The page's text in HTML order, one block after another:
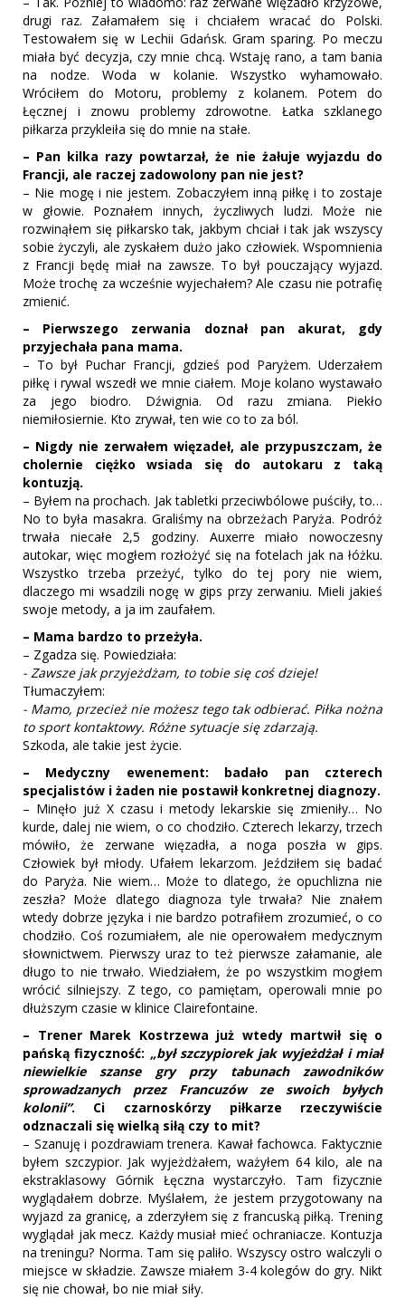
drugi raz. Załamałem się i chciałem wracać do Polski.
Testowałem się w Lechii Gdańsk. Gram sparing. Po meczu
miała być decyzja, czy mnie chcą. Wstaję rano, a tam bania
na nodze. Woda w kolanie. Wszystko wyhamowało.
Wróciłem do Motoru, problemy z kolanem. Potem do
Łęcznej i znowu problemy zdrowotne. Łatka szklanego
piłkarza przykleiła się do mnie na stałe.
– Pan kilka razy powtarzał, że nie żałuje wyjazdu do
Francji, ale raczej zadowolony pan nie jest?
– Nie mogę i nie jestem. Zobaczyłem inną piłkę i to zostaje
w głowie. Poznałem innych, życzliwych ludzi. Może nie
rozwinąłem się piłkarsko tak, jakbym chciał i tak jak wszyscy
sobie życzyli, ale zyskałem dużo jako człowiek. Wspomnienia
z Francji będę miał na zawsze. To był pouczający wyjazd.
Może trochę za wcześnie wyjechałem? Ale czasu nie potrafię
zmienić.
– Pierwszego zerwania doznał pan akurat, gdy
przyjechała pana mama.
– To był Puchar Francji, gdzieś pod Paryżem. Uderzałem
piłkę i rywal wszedł we mnie ciałem. Moje kolano wystawało
za jego biodro. Dźwignia. Od razu zmiana. Piekło
niemiłosiernie. Kto zrywał, ten wie co to za ból.
– Nigdy nie zerwałem więzadeł, ale przypuszczam, że
cholernie ciężko wsiada się do autokaru z taką
kontuzją.
– Byłem na prochach. Jak tabletki przeciwbólowe puściły, to…
No to była masakra. Graliśmy na obrzeżach Paryża. Podróż
trwała niecałe 2,5 godziny. Auxerre miało nowoczesny
autokar, więc mogłem rozłożyć się na fotelach jak na łóżku.
Wszystko trzeba przeżyć, tylko do tej pory nie wiem,
dlaczego mi wsadzili nogę w gips przy zerwaniu. Mieli jakieś
swoje metody, a ja im zaufałem.
– Mama bardzo to przeżyła.
– Zgadza się. Powiedziała:
- Zawsze jak przyjeżdżam, to tobie się coś dzieje!
Tłumaczyłem:
- Mamo, przecież nie możesz tego tak odbierać. Piłka nożna
to sport kontaktowy. Różne sytuacje się zdarzają.
Szkoda, ale takie jest życie.
– Medyczny ewenement: badało pan czterech
specjalistów i żaden nie postawił konkretnej diagnozy.
– Minęło już X czasu i metody lekarskie się zmieniły… No
kurde, dalej nie wiem, o co chodziło. Czterech lekarzy, trzech
mówiło, że zerwane więzadła, a noga poszła w gips.
Człowiek był młody. Ufałem lekarzom. Jeździłem się badać
do Paryża. Nie wiem… Może to dlatego, że opuchlizna nie
zeszła? Może dlatego diagnoza tyle trwała? Nie znałem
wtedy dobrze języka i nie bardzo potrafiłem zrozumieć, o co
chodziło. Coś rozumiałem, ale nie operowałem medycznym
słownictwem. Pierwszy uraz to też pierwsze załamanie, ale
długo to nie trwało. Wiedziałem, że po wszystkim mogłem
wrócić silniejszy. Z tego, co pamiętam, operowali mnie po
dłuższym czasie w klinice Clairefontaine.
– Trener Marek Kostrzewa już wtedy martwił się o
pańską fizyczność: „był szczypiorek jak wyjeżdżał i miał
niewielkie szanse gry przy tabunach zawodników
sprowadzanych przez Francuzów ze swoich byłych
kolonii”. Ci czarnoskórzy piłkarze rzeczywiście
odznaczali się wielką siłą czy to mit?
– Szanuję i pozdrawiam trenera. Kawał fachowca. Faktycznie
byłem szczypior. Jak wyjeżdżałem, ważyłem 64 kilo, ale na
ekstraklasowy Górnik Łęczna wystarczyło. Tam fizycznie
wyglądałem dobrze. Myślałem, że jestem przygotowany na
wyjazd za granicę, a zderzyłem się z francuską piłką. Trening
wyglądał jak mecz. Każdy musiał mieć ochraniacze. Kontuzja
na treningu? Norma. Tam się paliło. Wszyscy ostro walczyli o
miejsce w składzie. Zawsze miałem 3-4 kolegów do gry. Nikt
się nie chował, bo nie miał siły.